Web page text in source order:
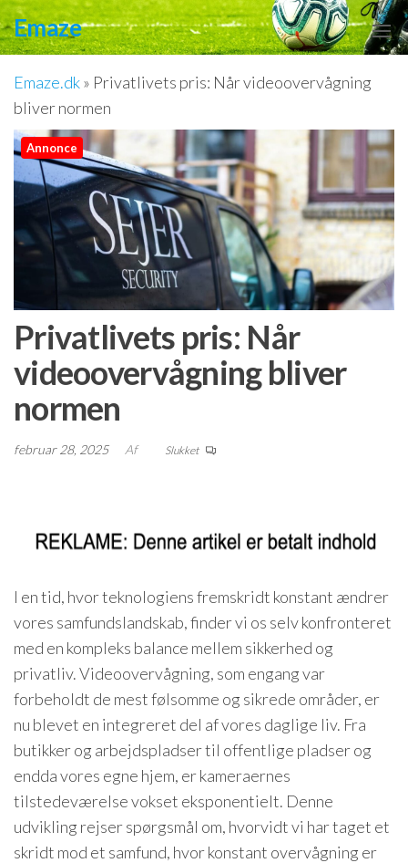
Videre
tilEmaze
Emaze.dk» Privatlivets pris: Når videoovervågning
bliver normen
Annonce
Privatlivets pris: Når
videoovervågning bliver
normen
februar 28, 2025 Af Slukket
I en tid, hvor teknologiens fremskridt konstant ændrer
vores samfundslandskab, finder vi os selv konfronteret
med en kompleks balance mellem sikkerhed og
privatliv. Videoovervågning, som engang var
forbeholdt de mest følsomme og sikrede områder, er
nu blevet en integreret del af vores daglige liv. Fra
butikker og arbejdspladser til offentlige pladser og
endda vores egne hjem, er kameraernes
tilstedeværelse vokset eksponentielt. Denne
udvikling rejser spørgsmål om, hvorvidt vi har taget et
skridt mod et samfund, hvor konstant overvågning er